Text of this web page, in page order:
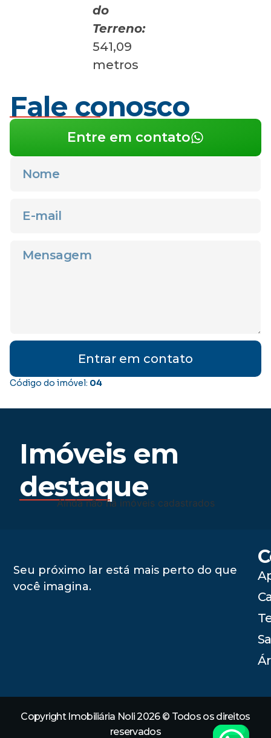
do
Terreno:
541,09
metros
Fale conosco
Entre em contato
Entrar em contato
Código do imóvel: 04
Imóveis em
destaque
Ainda não há imóveis cadastrados
Seu próximo lar está mais perto do que
você imagina.
Copyright Imobiliária Noli 2026 © Todos os direitos
reservados